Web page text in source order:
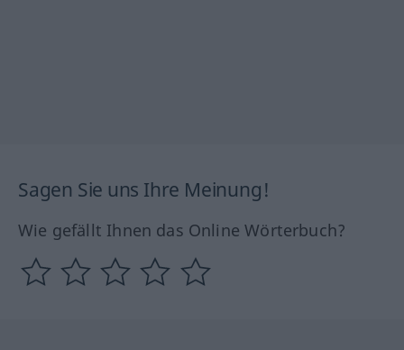
Sagen Sie uns Ihre Meinung!
Wie gefällt Ihnen das Online Wörterbuch?